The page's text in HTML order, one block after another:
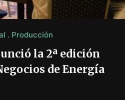
Producción
la 2ª edición
de Energía